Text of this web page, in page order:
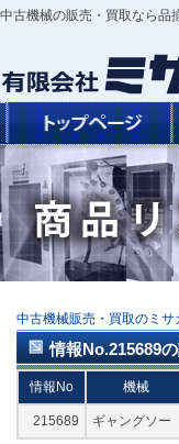
中古機械の販売・買取なら
中古機械販売・買取のミサ
情報No.215689
情報No 機械
215689 ギャングソー